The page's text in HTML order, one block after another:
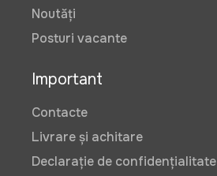
Noutăți
Posturi vacante
Important
Contacte
Livrare și achitare
Declarație de confidențialitate